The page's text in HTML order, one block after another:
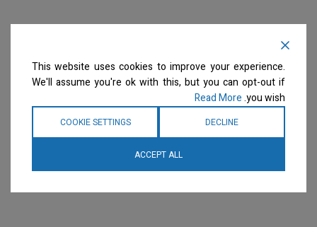
This website uses cookies to improve your experience.
We'll assume you're ok with this, but you can opt-out if
you wish.
Read More
DECLINE
COOKIE SETTINGS
ACCEPT ALL